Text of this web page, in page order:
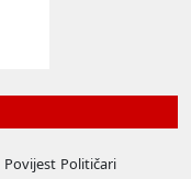
Povijest Političari